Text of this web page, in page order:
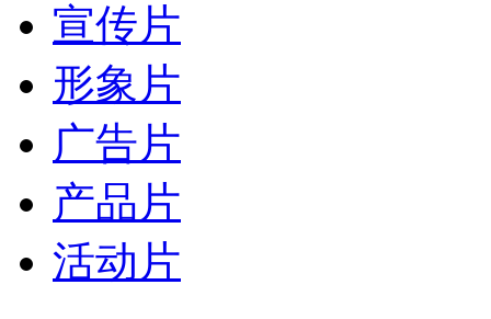
宣传片
形象片
广告片
产品片
活动片